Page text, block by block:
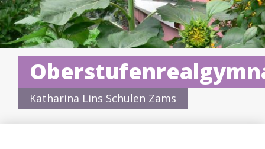
Katharina Lins Schulen Zams